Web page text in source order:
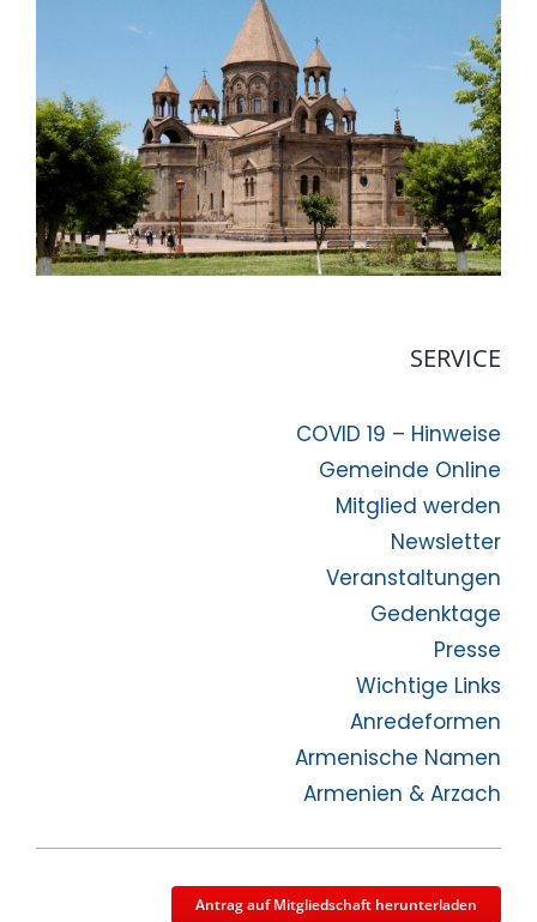
SERVICE
COVID 19 – Hinweise
Gemeinde Online
Mitglied werden
Newsletter
Veranstaltungen
Gedenktage
Presse
Wichtige Links
Anredeformen
Armenische Namen
Armenien & Arzach
Antrag auf Mitgliedschaft herunterladen